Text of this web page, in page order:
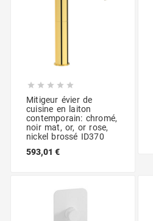
    
Mitigeur évier de
cuisine en laiton
contemporain: chromé,
noir mat, or, or rose,
nickel brossé ID370
593,01 €